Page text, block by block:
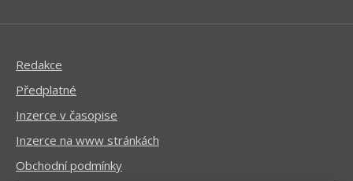
Redakce
Předplatné
Inzerce v časopise
Inzerce na www stránkách
Obchodní podmínky